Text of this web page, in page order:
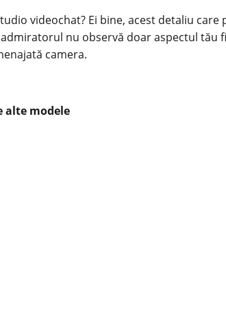
videochat? Ei bine, acest detaliu
nu observă doar aspectul tău
camera.
alte modele